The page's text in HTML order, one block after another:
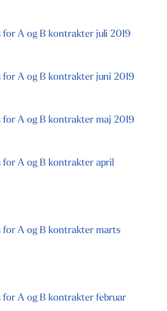
for A og B kontrakter juli 2019
for A og B kontrakter juni 2019
for A og B kontrakter maj 2019
for A og B kontrakter april
for A og B kontrakter marts
for A og B kontrakter februar